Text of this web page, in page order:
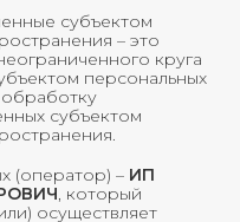
субъектом
– это
круга
персональных
обработку
субъектом
(оператор) – ИП
, который
осуществляет